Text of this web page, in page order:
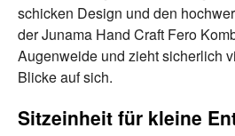
schicken Design und den
der Junama Hand Craft Fero
Augenweide und zieht sicherlich
Blicke auf sich.
Sitzeinheit für kleine